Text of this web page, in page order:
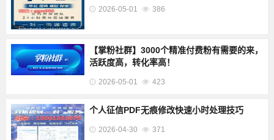
2026-05-01 386
【掌粉社群】3000个精准付费粉有需要的来，
活跃度高，转化率高！
2026-05-01 423
个人征信PDF无痕修改快速小时处理技巧
2026-04-30 371